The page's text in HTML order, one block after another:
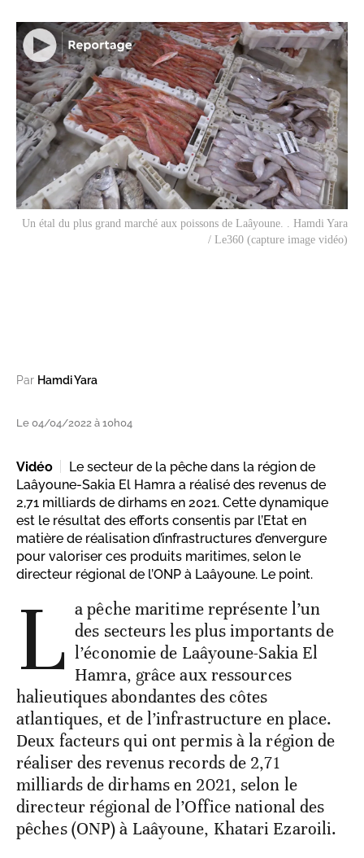
Un étal du plus grand marché aux poissons de Laâyoune. . Hamdi Yara
/ Le360 (capture image vidéo)
Par Hamdi Yara
Le 04/04/2022 à 10h04
Vidéo
Le secteur de la pêche dans la région de
Laâyoune-Sakia El Hamra a réalisé des revenus de
2,71 milliards de dirhams en 2021. Cette dynamique
est le résultat des efforts consentis par l’Etat en
matière de réalisation d’infrastructures d’envergure
pour valoriser ces produits maritimes, selon le
directeur régional de l’ONP à Laâyoune. Le point.
L a pêche maritime représente l’un
des secteurs les plus importants de
l’économie de Laâyoune-Sakia El
Hamra, grâce aux ressources
halieutiques abondantes des côtes
atlantiques, et de l’infrastructure en place.
Deux facteurs qui ont permis à la région de
réaliser des revenus records de 2,71
milliards de dirhams en 2021, selon le
directeur régional de l’Office national des
pêches (ONP) à Laâyoune, Khatari Ezaroili.